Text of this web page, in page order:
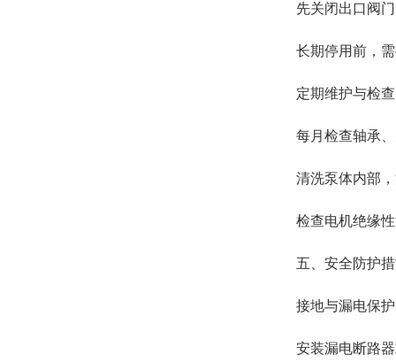
先关闭出口阀门
长期停用前，需
定期维护与检查‌
每月检查轴承、
清洗泵体内部，
检查电机绝缘性
五、安全防护措
接地与漏电保护‌
安装漏电断路器